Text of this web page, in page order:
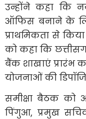
उन्होंने कहा कि
ऑफिस बनाने के
प्राथमिकता से
को कहा कि
बैंक शाखाएं प्रारंभ
योजनाओं की
समीक्षा बैठक को
पिंगुआ, प्रमुख सचिव